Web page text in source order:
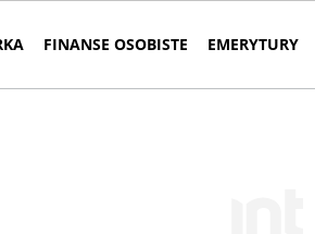
FINANSE OSOBISTE EMERYTURY